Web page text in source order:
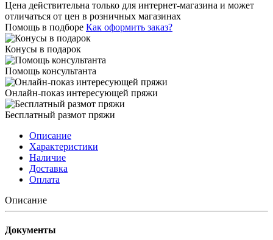
Цена действительна только для интернет-магазина и может
отличаться от цен в розничных магазинах
Помощь в подборе Как оформить заказ?
Конусы в подарок
Помощь консультанта
Онлайн-показ интересующей пряжи
Бесплатный размот пряжи
Описание
Характеристики
Наличие
Доставка
Оплата
Описание
Документы